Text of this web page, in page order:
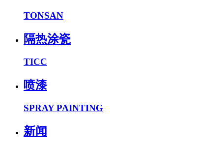
TONSAN
隔热涂瓷
TICC
喷漆
SPRAY PAINTING
新闻